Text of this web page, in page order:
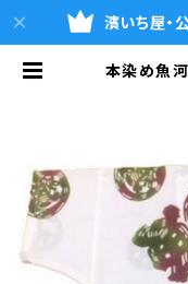
濱いち屋・
本染め魚
シャツ
り 港町 |